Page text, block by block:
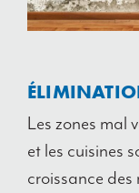
Les zones mal
et les cuisines
croissance des